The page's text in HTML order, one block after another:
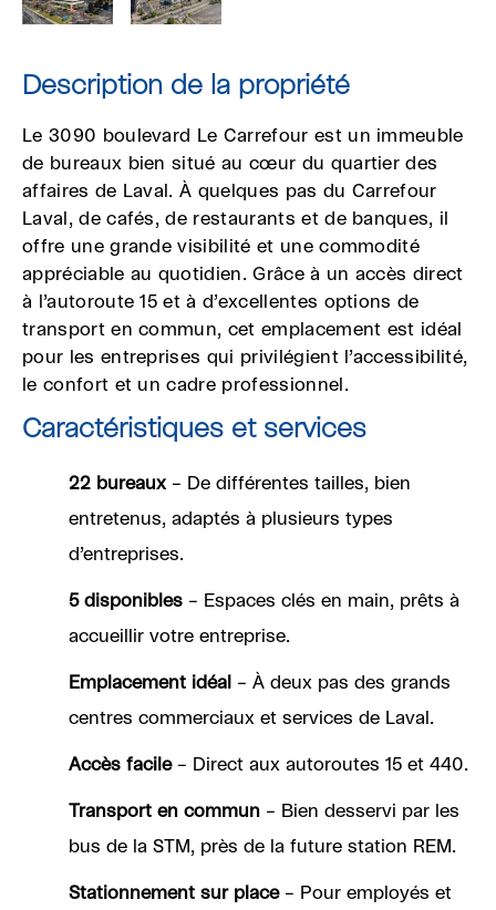
Description de la propriété
Le 3090 boulevard Le Carrefour est un immeuble
de bureaux bien situé au cœur du quartier des
affaires de Laval. À quelques pas du Carrefour
Laval, de cafés, de restaurants et de banques, il
offre une grande visibilité et une commodité
appréciable au quotidien. Grâce à un accès direct
à l’autoroute 15 et à d’excellentes options de
transport en commun, cet emplacement est idéal
pour les entreprises qui privilégient l’accessibilité,
le confort et un cadre professionnel.
Caractéristiques et services
22 bureaux– De différentes tailles, bien
entretenus, adaptés à plusieurs types
d’entreprises.
5 disponibles– Espaces clés en main, prêts à
accueillir votre entreprise.
Emplacement idéal
– À deux pas des grands
centres commerciaux et services de Laval.
Accès facile– Direct aux autoroutes 15 et 440.
Transport en commun– Bien desservi par les
bus de la STM, près de la future station REM.
Stationnement sur place– Pour employés et